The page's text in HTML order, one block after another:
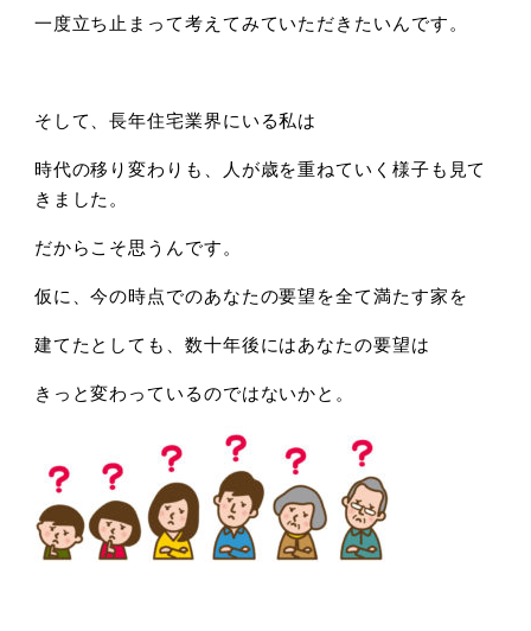
一度立ち止まって考えてみていただきたいんです。
そして、長年住宅業界にいる私は
時代の移り変わりも、人が歳を重ねていく様子も見て
きました。
だからこそ思うんです。
仮に、今の時点でのあなたの要望を全て満たす家を
建てたとしても、数十年後にはあなたの要望は
きっと変わっているのではないかと。